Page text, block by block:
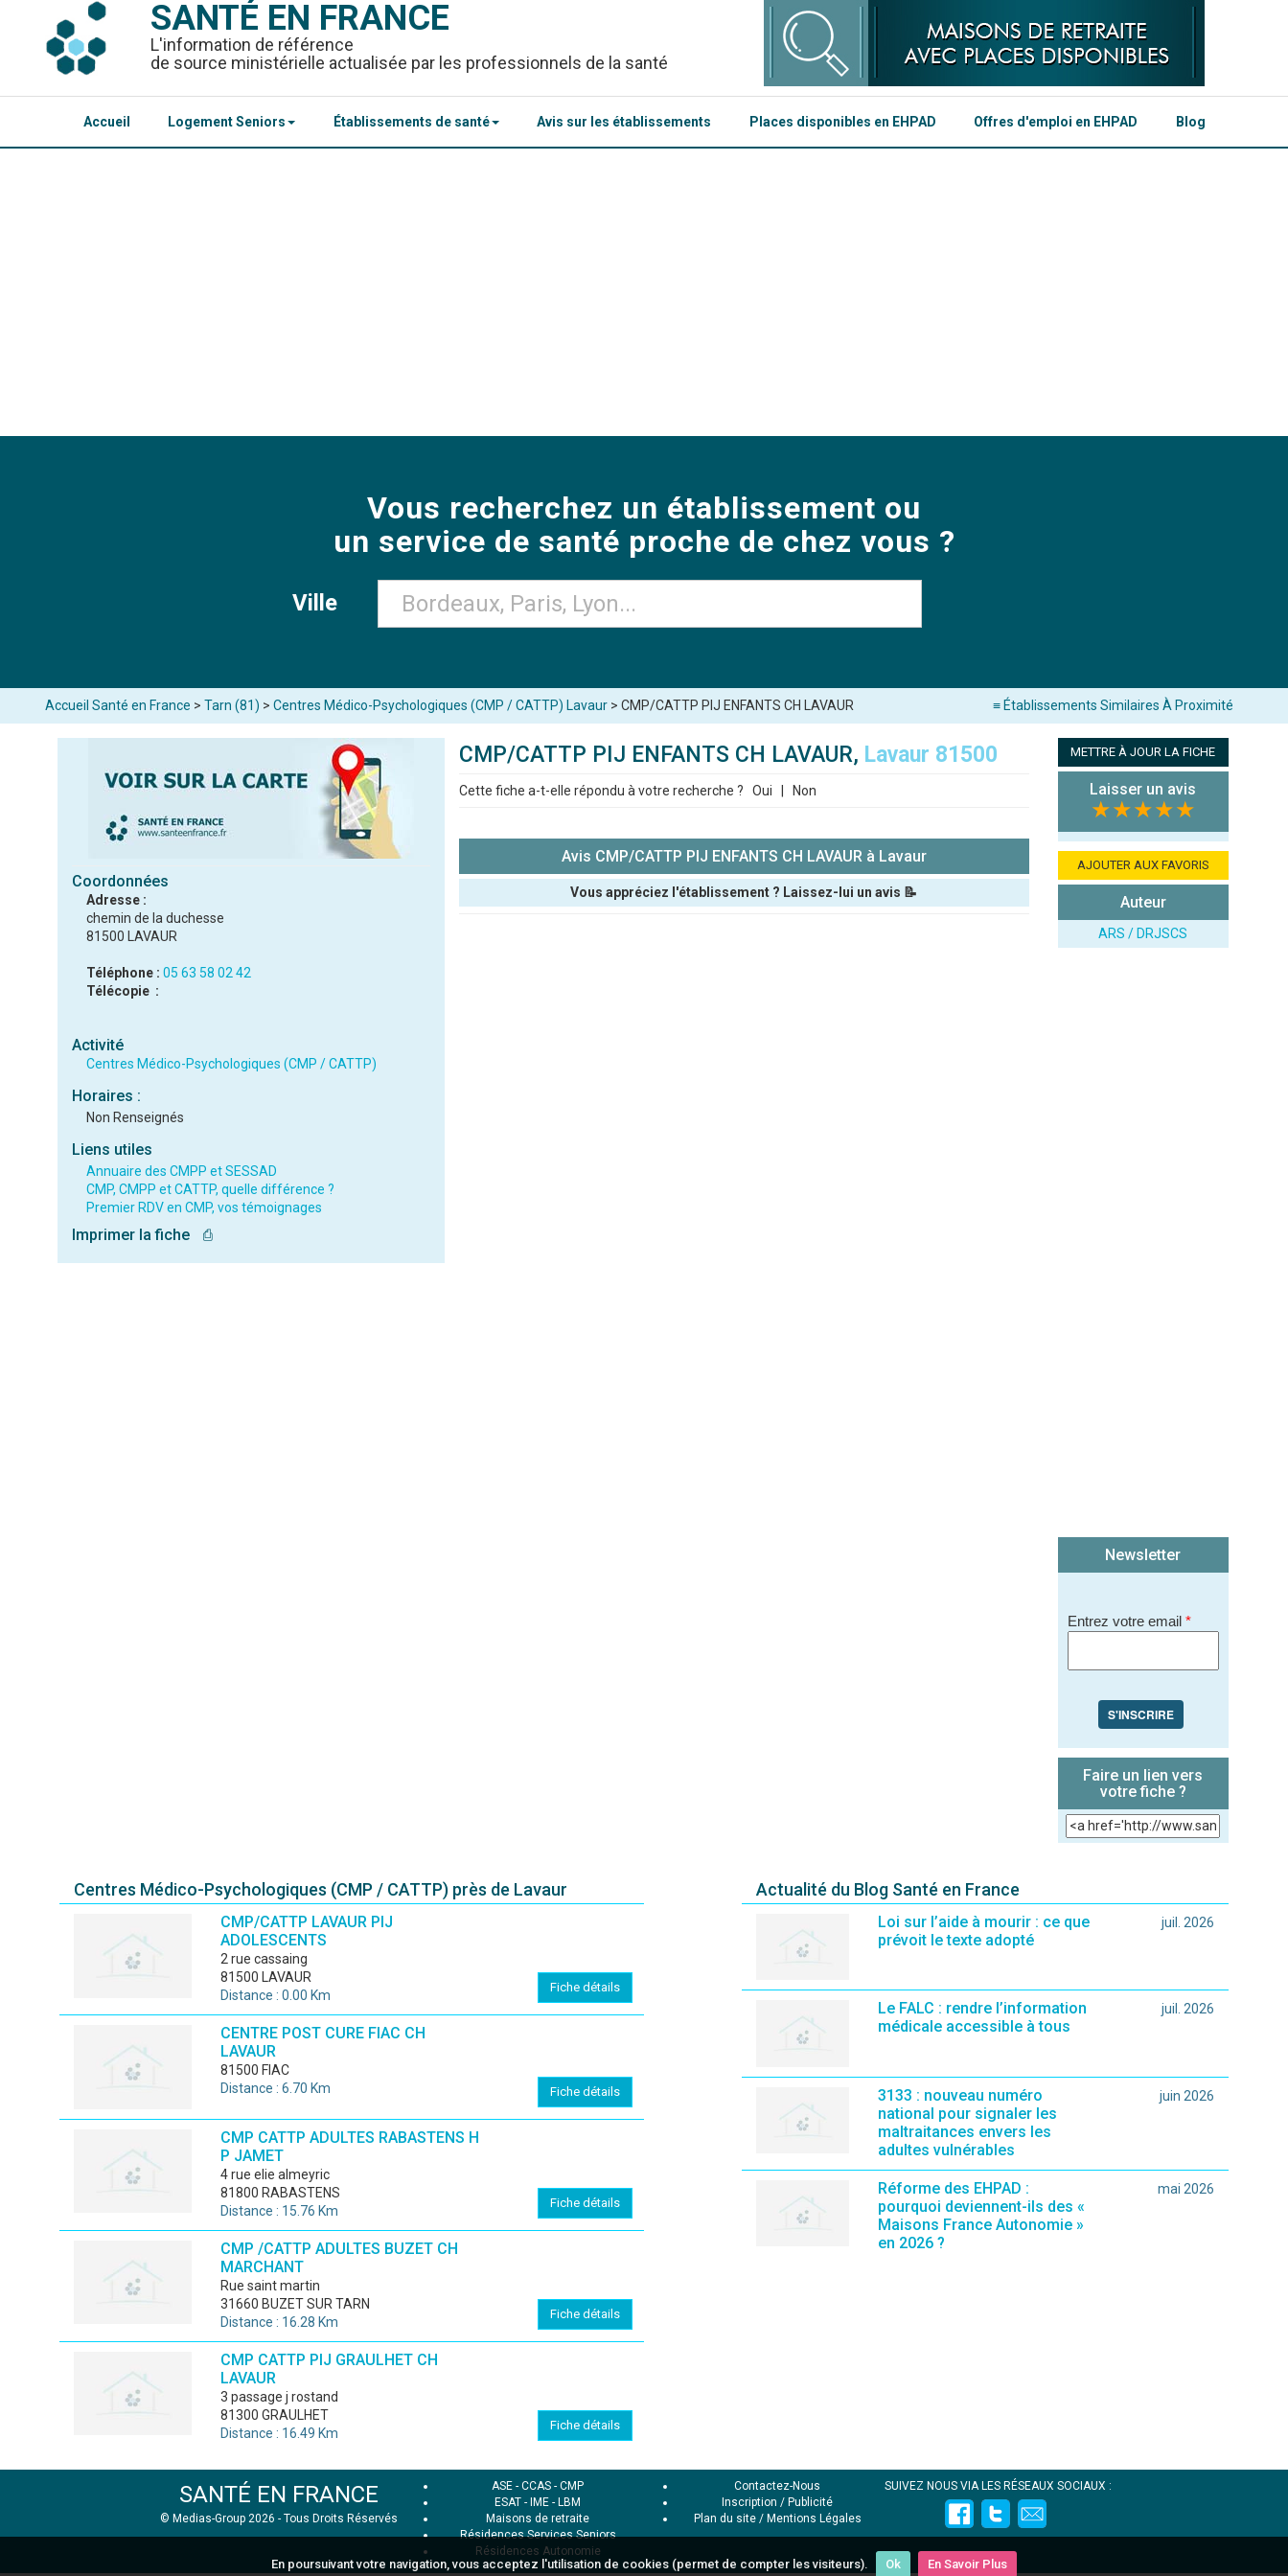
En poursuivant votre navigation, vous acceptez l'utilisation de cookies (permet de compter les visiteurs). Ok En Savoir Plus
SANTÉ EN FRANCE
L'information de référence
de source ministérielle actualisée par les professionnels de la santé
Accueil Logement Seniors Établissements de santé Avis sur les établissements Places disponibles en EHPAD Offres d'emploi en EHPAD Blog
Vous recherchez un établissement ou
un service de santé proche de chez vous ?
Ville
≡ Établissements Similaires À Proximité
Accueil Santé en France > Tarn (81) > Centres Médico-Psychologiques (CMP / CATTP) Lavaur > CMP/CATTP PIJ ENFANTS CH LAVAUR
Coordonnées
Adresse :
chemin de la duchesse
81500 LAVAUR
Téléphone : 05 63 58 02 42
Télécopie :
Activité
Centres Médico-Psychologiques (CMP / CATTP)
Horaires :
Non Renseignés
Liens utiles
Annuaire des CMPP et SESSAD
CMP, CMPP et CATTP, quelle différence ?
Premier RDV en CMP, vos témoignages
Imprimer la fiche ⎙
CMP/CATTP PIJ ENFANTS CH LAVAUR, Lavaur 81500
Cette fiche a-t-elle répondu à votre recherche ? Oui Non
Avis CMP/CATTP PIJ ENFANTS CH LAVAUR à Lavaur
Vous appréciez l'établissement ? Laissez-lui un avis 📝
METTRE À JOUR LA FICHE
Laisser un avis
★★★★★
AJOUTER AUX FAVORIS
Auteur
ARS / DRJSCS
Newsletter
Entrez votre email *
S'INSCRIRE
Faire un lien vers
votre fiche ?
Centres Médico-Psychologiques (CMP / CATTP) près de Lavaur
CMP/CATTP LAVAUR PIJ
ADOLESCENTS
2 rue cassaing
81500 LAVAUR
Distance : 0.00 Km
Fiche détails
CENTRE POST CURE FIAC CH
LAVAUR
81500 FIAC
Distance : 6.70 Km
Fiche détails
CMP CATTP ADULTES RABASTENS H
P JAMET
4 rue elie almeyric
81800 RABASTENS
Distance : 15.76 Km
Fiche détails
CMP /CATTP ADULTES BUZET CH
MARCHANT
rue saint martin
31660 BUZET SUR TARN
Distance : 16.28 Km
Fiche détails
CMP CATTP PIJ GRAULHET CH
LAVAUR
3 passage j rostand
81300 GRAULHET
Distance : 16.49 Km
Fiche détails
Actualité du Blog Santé en France
Loi sur l’aide à mourir : ce que
prévoit le texte adopté
juil. 2026
Le FALC : rendre l’information
médicale accessible à tous
juil. 2026
3133 : nouveau numéro
national pour signaler les
maltraitances envers les
adultes vulnérables
juin 2026
Réforme des EHPAD :
pourquoi deviennent-ils des «
Maisons France Autonomie »
en 2026 ?
mai 2026
SANTÉ EN FRANCE
© Medias-Group 2026 - Tous Droits Réservés
ASE -CCAS -CMP
ESAT -IME -LBM
Maisons de retraite
Résidences Services Seniors
Résidences Autonomie
Contactez-Nous
Inscription / Publicité
Plan du site/ Mentions Légales
SUIVEZ NOUS VIA LES RÉSEAUX SOCIAUX :